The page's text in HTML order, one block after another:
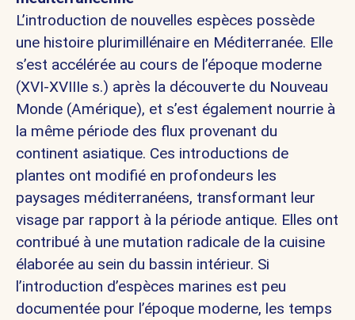
L’introduction de nouvelles espèces possède
une histoire plurimillénaire en Méditerranée. Elle
s’est accélérée au cours de l’époque moderne
(XVI-XVIIIe s.) après la découverte du Nouveau
Monde (Amérique), et s’est également nourrie à
la même période des flux provenant du
continent asiatique. Ces introductions de
plantes ont modifié en profondeurs les
paysages méditerranéens, transformant leur
visage par rapport à la période antique. Elles ont
contribué à une mutation radicale de la cuisine
élaborée au sein du bassin intérieur. Si
l’introduction d’espèces marines est peu
documentée pour l’époque moderne, les temps